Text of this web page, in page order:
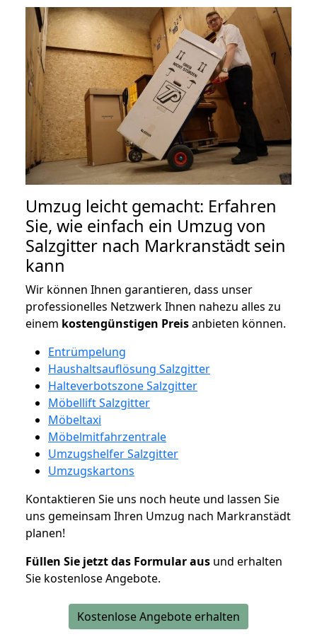
Umzug leicht gemacht: Erfahren
Sie, wie einfach ein Umzug von
Salzgitter nach Markranstädt sein
kann
Wir können Ihnen garantieren, dass unser
professionelles Netzwerk Ihnen nahezu alles zu
einem kostengünstigen Preisanbieten können.
Entrümpelung
Haushaltsauflösung Salzgitter
Halteverbotszone Salzgitter
Möbellift Salzgitter
Möbeltaxi
Möbelmitfahrzentrale
Umzugshelfer Salzgitter
Umzugskartons
Kontaktieren Sie uns noch heute und lassen Sie
uns gemeinsam Ihren Umzug nach Markranstädt
planen!
Füllen Sie jetzt das Formular aus und erhalten
Sie kostenlose Angebote.
Kostenlose Angebote erhalten